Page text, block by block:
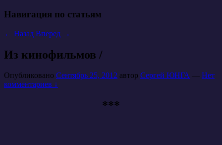
Навигация по статьям
← Назад Вперед →
Из кинофильмов /
Опубликовано Сентябрь 25, 2012 автор Сергей ЮНГА — Нет
комментариев ↓
***